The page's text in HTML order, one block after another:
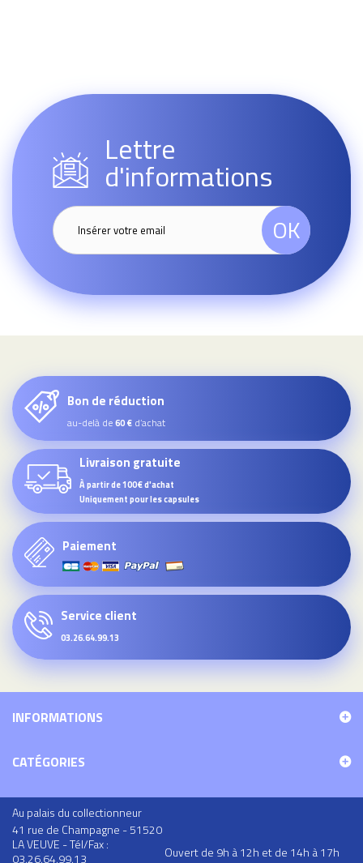
Lettre
d'informations
OK
Bon de réduction
au-delà de60 € d’achat
Livraison gratuite
À partir de 100€ d'achat
Uniquement pour les capsules
Paiement
Service client
03.26.64.99.13
INFORMATIONS
CATÉGORIES
Au palais du collectionneur
41 rue de Champagne - 51520
LA VEUVE - Tél/Fax :
03.26.64.99.13
Ouvert de 9h à 12h et de 14h à 17h